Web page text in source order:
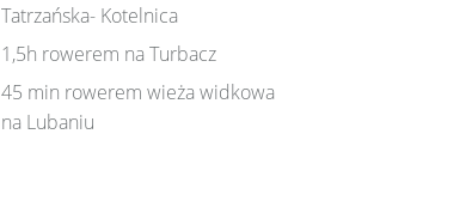
Tatrzańska- Kotelnica
1,5h rowerem na Turbacz
45 min rowerem wieża widkowa
na Lubaniu